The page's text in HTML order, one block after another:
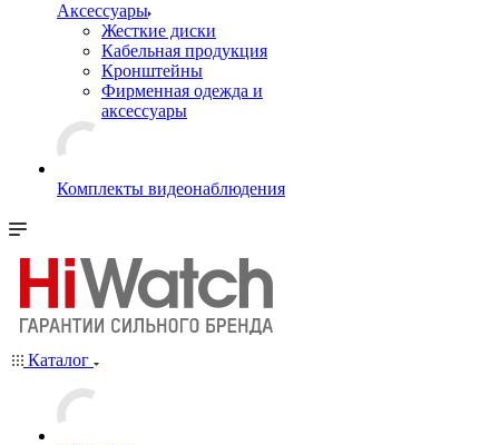
Аксессуары
Жесткие диски
Кабельная продукция
Кронштейны
Фирменная одежда и
аксессуары
Комплекты видеонаблюдения
Каталог